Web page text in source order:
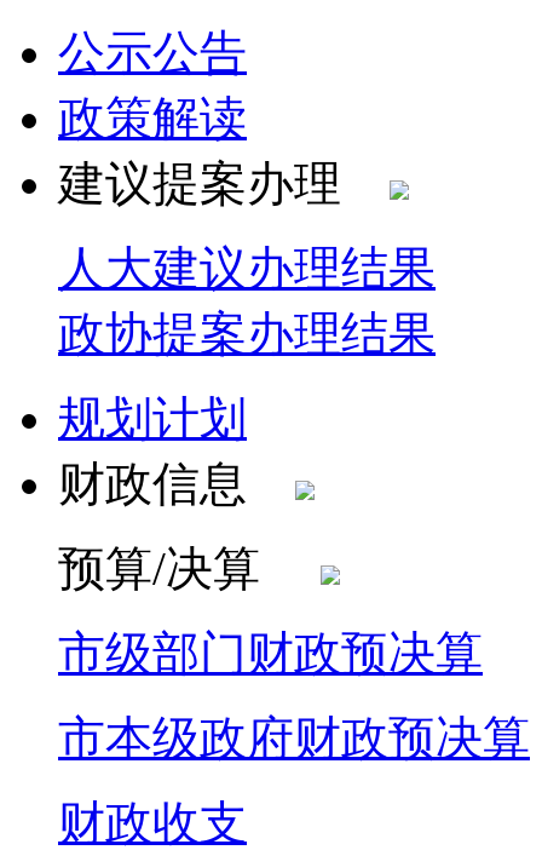
公示公告
政策解读
建议提案办理
人大建议办理结果
政协提案办理结果
规划计划
财政信息
预算/决算
市级部门财政预决算
市本级政府财政预决算
财政收支